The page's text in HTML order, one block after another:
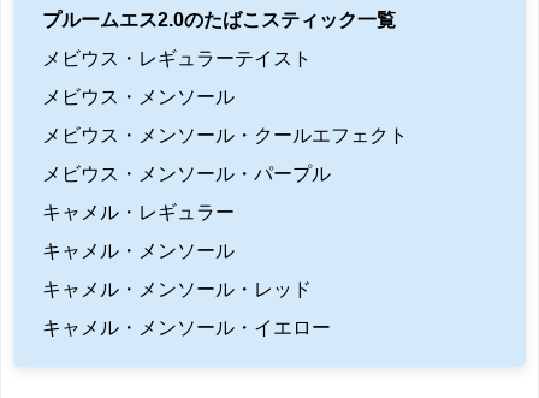
プルームエス2.0のたばこスティック一覧
メビウス・レギュラーテイスト
メビウス・メンソール
メビウス・メンソール・クールエフェクト
メビウス・メンソール・パープル
キャメル・レギュラー
キャメル・メンソール
キャメル・メンソール・レッド
キャメル・メンソール・イエロー